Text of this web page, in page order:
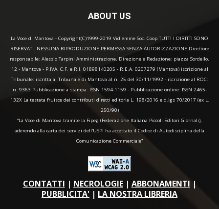
ABOUT US
La Voce di Mantova - Copyright(C)1999-2019 Vidiemme Soc. Coop TUTTI I DIRITTI SONO
RISERVATI. NESSUNA RIPRODUZIONE PERMESSA SENZA AUTORIZZAZIONE Direttore
responsabile: Alessio Tarpini Amministrazione, Direzione e Redazione: piazza Sordello,
12 - Mantova - P.IVA, C.F. e R.I. 01898140205 - R.E.A. 0207279 (Mantova) iscrizione al
Tribunale: iscritta al Tribunale di Mantova al n. 25 del 30/11/1992 - iscrizione al ROC:
n. 9363 Pubblicazione a stampa: ISSN 1594-1159 - Pubblicazione online: ISSN 2465-
132X La testata fruisce dei contributi diretti editoria L. 198/2016 e d.lgs 70/2017 (ex L.
250/90)
“La Voce di Mantova tramite la Fipeg (Federazione Italiana Piccoli Editori Giornali),
aderendo alla carta dei servizi dell'USPI ha accettato il Codice di Autodisciplina della
Comunicazione Commerciale"
CONTATTI | NECROLOGIE| ABBONAMENTI |
PUBBLICITA' | LA NOSTRA LIBRERIA